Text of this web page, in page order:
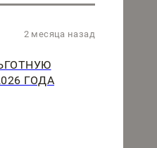
2 месяца назад
ГОДА